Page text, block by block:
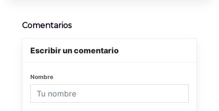
Comentarios
Escribir un comentario
Nombre